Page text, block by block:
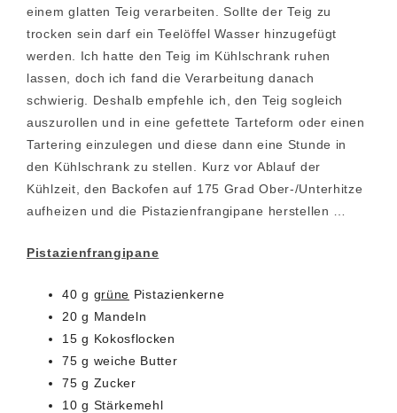
einem glatten Teig verarbeiten. Sollte der Teig zu
trocken sein darf ein Teelöffel Wasser hinzugefügt
werden. Ich hatte den Teig im Kühlschrank ruhen
lassen, doch ich fand die Verarbeitung danach
schwierig. Deshalb empfehle ich, den Teig sogleich
auszurollen und in eine gefettete Tarteform oder einen
Tartering einzulegen und diese dann eine Stunde in
den Kühlschrank zu stellen. Kurz vor Ablauf der
Kühlzeit, den Backofen auf 175 Grad Ober-/Unterhitze
aufheizen und die Pistazienfrangipane herstellen …
Pistazienfrangipane
40 g grüne Pistazienkerne
20 g Mandeln
15 g Kokosflocken
75 g weiche Butter
75 g Zucker
10 g Stärkemehl